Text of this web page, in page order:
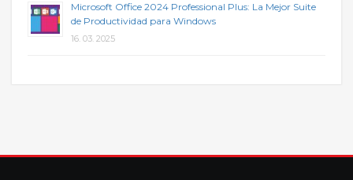
Microsoft Office 2024 Professional Plus: La Mejor Suite
de Productividad para Windows
16. 03. 2025